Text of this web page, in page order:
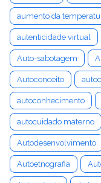
aumento da
autenticidade virtual
Auto-sabotagem
Autoconceito
autoconhecimento
autocuidado materno
Autodesenvolvimento
Autoetnografia